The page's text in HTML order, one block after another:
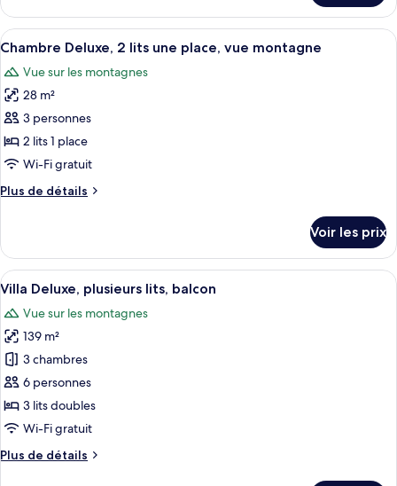
très
grand
lit,
balcon,
vue
montagne
le
type
de
Chambre
Deluxe,
très
grand
lit,
balcon,
vue
Afficher
toutes
les
photos
pour
ce
type
chambre :
2
lits
une
place,
vue
montagne
Une salle de bain avec un miroir
8
Chambre Deluxe, 2 lits une place, vue montagne
Vue sur les montagnes
28 m²
3 personnes
2 lits 1 place
Wi-Fi gratuit
Plus de détails
Plus
le
type
de
Chambre
Deluxe,
2
lits
une
place,
vue
montagne
Voir les prix
Afficher
toutes
les
photos
pour
ce
type
de
chambre :
Villa
Un quartier résidentiel avec des
16
Villa Deluxe, plusieurs lits, balcon
Vue sur les montagnes
139 m²
3 chambres
6 personnes
3 lits doubles
Wi-Fi gratuit
Plus de détails
Plus